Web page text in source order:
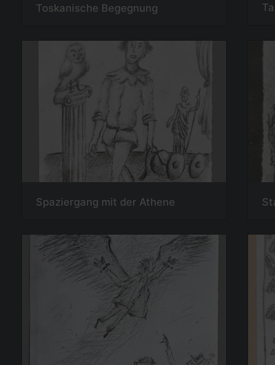
Toskanische Begegnung
Spaziergang mit der Athene